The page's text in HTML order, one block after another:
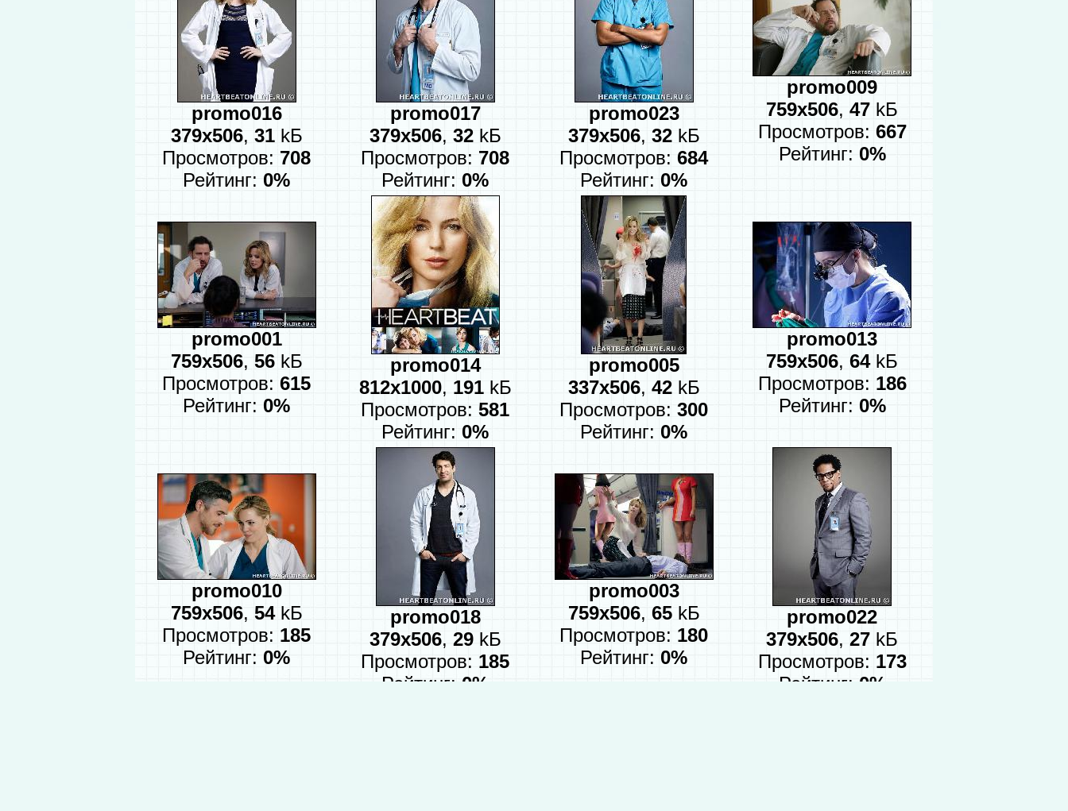
promo016
379x506, 31kБ
Просмотров: 708
Рейтинг: 0%
promo017
379x506, 32kБ
Просмотров: 708
Рейтинг: 0%
promo023
379x506, 32kБ
Просмотров: 684
Рейтинг: 0%
promo009
759x506, 47 kБ
Просмотров: 667
Рейтинг: 0%
promo001
759x506, 56kБ
Просмотров: 615
Рейтинг: 0%
promo014
812x1000, 191kБ
Просмотров: 581
Рейтинг: 0%
promo005
337x506, 42kБ
Просмотров: 300
Рейтинг: 0%
promo013
759x506, 64kБ
Просмотров: 186
Рейтинг: 0%
promo010
759x506, 54kБ
Просмотров: 185
Рейтинг: 0%
promo018
379x506, 29kБ
Просмотров: 185
Рейтинг: 0%
promo003
759x506, 65kБ
Просмотров: 180
Рейтинг: 0%
promo022
379x506, 27 kБ
Просмотров: 173
Рейтинг: 0%